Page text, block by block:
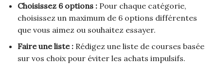
Choisissez 6 options :Pour chaque catégorie,
choisissez un maximum de 6 options différentes
que vous aimez ou souhaitez essayer.
Faire une liste :Rédigez une liste de courses basée
sur vos choix pour éviter les achats impulsifs.